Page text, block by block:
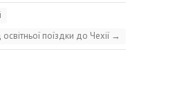
поїздки до Чехії →